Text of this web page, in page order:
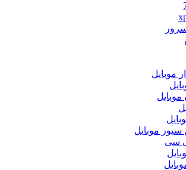
موبایل
موبایل
سیور موبایل
سی